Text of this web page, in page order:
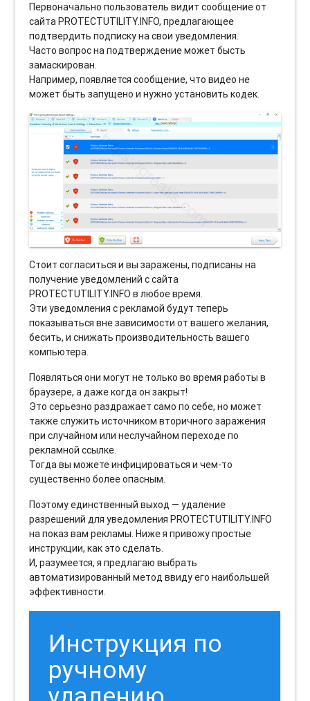
Первоначально пользователь видит сообщение от
сайта PROTECTUTILITY.INFO, предлагающее
подтвердить подписку на свои уведомления.
Часто вопрос на подтверждение может бысть
замаскирован.
Например, появляется сообщение, что видео не
может быть запущено и нужно установить кодек.
Стоит согласиться и вы заражены, подписаны на
получение уведомлений с сайта
PROTECTUTILITY.INFO в любое время.
Эти уведомления с рекламой будут теперь
показываться вне зависимости от вашего желания,
бесить, и снижать производительность вашего
компьютера.
Появляться они могут не только во время работы в
браузере, а даже когда он закрыт!
Это серьезно раздражает само по себе, но может
также служить источником вторичного заражения
при случайном или неслучайном переходе по
рекламной ссылке.
Тогда вы можете инфицироваться и чем-то
существенно более опасным.
Поэтому единственный выход — удаление
разрешений для уведомления PROTECTUTILITY.INFO
на показ вам рекламы. Ниже я привожу простые
инструкции, как это сделать.
И, разумеется, я предлагаю выбрать
автоматизированный метод ввиду его наибольшей
эффективности.
Инструкция по
ручному